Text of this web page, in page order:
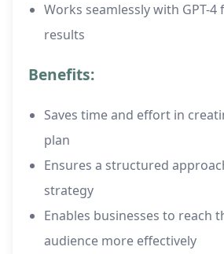
Works seamlessly with GPT-4
results
Benefits:
Saves time and effort in
plan
Ensures a structured
strategy
Enables businesses to reach
audience more effectively